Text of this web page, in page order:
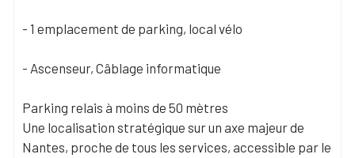
- 1 emplacement de parking, local vélo
- Ascenseur, Câblage informatique
Parking relais à moins de 50 mètres
Une localisation stratégique sur un axe majeur de
Nantes, proche de tous les services, accessible par le